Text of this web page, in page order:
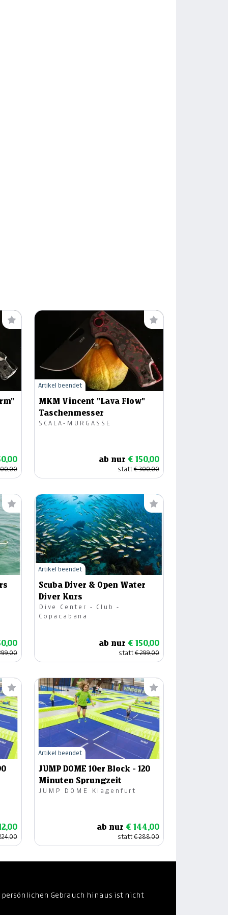
MKM Vincent "Lava Flow"
Taschenmesser
SCALA-MURGASSE
ab nur € 150,00
statt€ 300,00
Artikel beendet
Scuba Diver & Open Water
Diver Kurs
Dive Center - Club -
Copacabana
ab nur € 150,00
statt€ 299,00
Artikel beendet
JUMP DOME 10er Block - 120
Minuten Sprungzeit
JUMP DOME Klagenfurt
ab nur € 144,00
statt€ 288,00
Artikel beendet
Gebrauch hinaus ist nicht